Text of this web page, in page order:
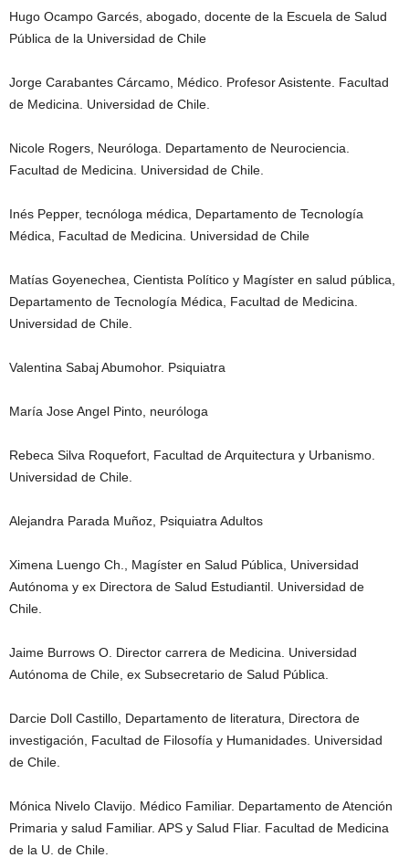
Hugo Ocampo Garcés, abogado, docente de la Escuela de Salud
Pública de la Universidad de Chile
Jorge Carabantes Cárcamo, Médico. Profesor Asistente. Facultad
de Medicina. Universidad de Chile.
Nicole Rogers, Neuróloga. Departamento de Neurociencia.
Facultad de Medicina. Universidad de Chile.
Inés Pepper, tecnóloga médica, Departamento de Tecnología
Médica, Facultad de Medicina. Universidad de Chile
Matías Goyenechea, Cientista Político y Magíster en salud pública,
Departamento de Tecnología Médica, Facultad de Medicina.
Universidad de Chile.
Valentina Sabaj Abumohor. Psiquiatra
María Jose Angel Pinto, neuróloga
Rebeca Silva Roquefort, Facultad de Arquitectura y Urbanismo.
Universidad de Chile.
Alejandra Parada Muñoz, Psiquiatra Adultos
Ximena Luengo Ch., Magíster en Salud Pública, Universidad
Autónoma y ex Directora de Salud Estudiantil. Universidad de
Chile.
Jaime Burrows O. Director carrera de Medicina. Universidad
Autónoma de Chile, ex Subsecretario de Salud Pública.
Darcie Doll Castillo, Departamento de literatura, Directora de
investigación, Facultad de Filosofía y Humanidades. Universidad
de Chile.
Mónica Nivelo Clavijo. Médico Familiar. Departamento de Atención
Primaria y salud Familiar. APS y Salud Fliar. Facultad de Medicina
de la U. de Chile.